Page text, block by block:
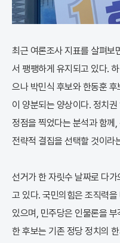
최근 여론조사 지표를 살펴보
서 팽팽하게 유지되고 있다.
으나 박민식 후보와 한동훈
이 양분되는 양상이다. 정치
정점을 찍었다는 분석과 함께,
전략적 결집을 선택할 것이라
선거가 한 자릿수 날짜로 다
고 있다. 국민의힘은 조직력
있으며, 민주당은 인물론을
한 후보는 기존 정당 정치의